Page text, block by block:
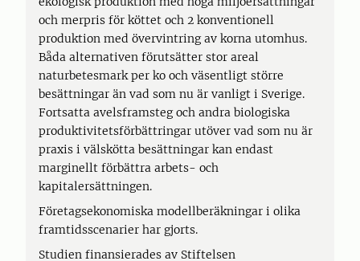
och merpris för köttet och 2 konventionell
produktion med övervintring av korna utomhus.
Båda alternativen förutsätter stor areal
naturbetesmark per ko och väsentligt större
besättningar än vad som nu är vanligt i Sverige.
Fortsatta avelsframsteg och andra biologiska
produktivitetsförbättringar utöver vad som nu är
praxis i välskötta besättningar kan endast
marginellt förbättra arbets- och
kapitalersättningen.
Företagsekonomiska modellberäkningar i olika
framtidsscenarier har gjorts.
Studien finansierades av Stiftelsen